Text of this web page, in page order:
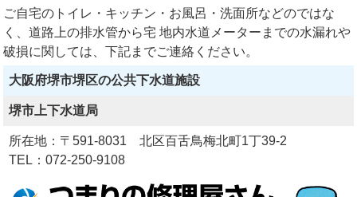
ご自宅のトイレ・キッチン・お風呂・洗面所などのではな
く、道路上の排水管から宅 地内水道メーターまでの水漏れや
破損に関しては、下記までご連絡ください。
大阪府堺市堺区の公共下水道施設
堺市上下水道局
所在地：〒591-8031 北区百舌鳥梅北町1丁39-2
TEL：072-250-9108